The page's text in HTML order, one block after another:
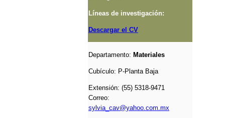
Líneas de investigación:
Descargar el CV
Departamento: Materiales
Cubículo: P-Planta Baja
Extensión: (55) 5318-9471
Correo:
sylvia_cav@yahoo.com.mx